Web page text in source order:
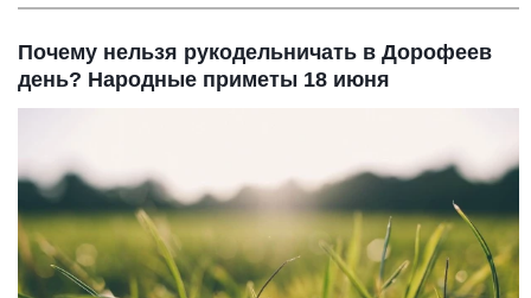
Почему нельзя рукодельничать в Дорофеев
день? Народные приметы 18 июня